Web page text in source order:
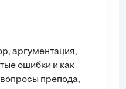
аргументация,
ошибки и как
препода,